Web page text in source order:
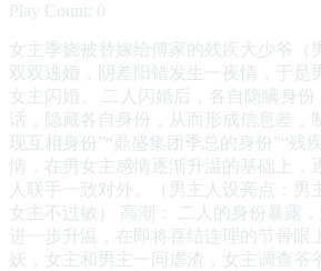
Play Count: 0
女主季娆被替嫁给傅家的残疾大少爷（
双双逃婚，阴差阳错发生一夜情，于是
女主闪婚。 二人闪婚后，各自隐瞒身份
话，隐藏各自身份，从而形成信息差，
现互相身份”“鼎盛集团季总的身份”“残
情，在男女主感情逐渐升温的基础上，
人联手一致对外。（男主人设亮点：男
女主不过敏） 高潮： 二人的身份暴露
进一步升温，在即将喜结连理的节骨眼
妖，女主和男主一同虐渣，女主调查爷